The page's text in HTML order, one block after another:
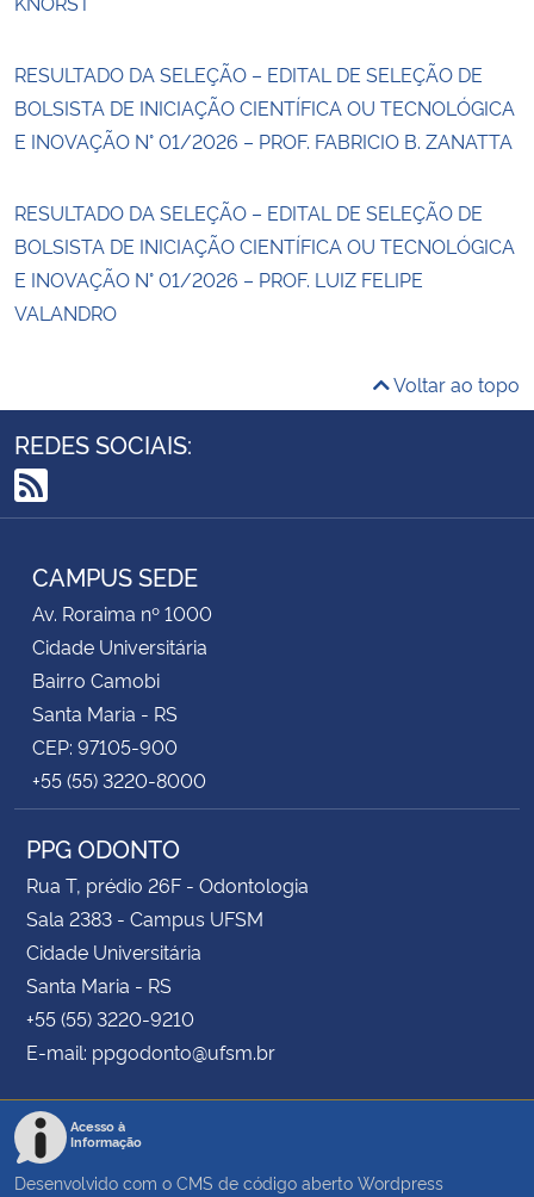
RESULTADO DA SELEÇÃO – EDITAL DE SELEÇÃO DE
BOLSISTA DE INICIAÇÃO CIENTÍFICA OU TECNOLÓGICA
E INOVAÇÃO N° 01/2026 – PROF. FABRICIO B. ZANATTA
RESULTADO DA SELEÇÃO – EDITAL DE SELEÇÃO DE
BOLSISTA DE INICIAÇÃO CIENTÍFICA OU TECNOLÓGICA
E INOVAÇÃO N° 01/2026 – PROF. LUIZ FELIPE
VALANDRO
Voltar ao topo
REDES SOCIAIS:
RSS
CAMPUS SEDE
Av. Roraima nº 1000
Cidade Universitária
Bairro Camobi
Santa Maria - RS
CEP: 97105-900
+55 (55) 3220-8000
PPG ODONTO
Rua T, prédio 26F - Odontologia
Sala 2383 - Campus UFSM
Cidade Universitária
Santa Maria - RS
+55 (55) 3220-9210
E-mail: ppgodonto@ufsm.br
Acesso à
Informação
Desenvolvido com o CMS de código aberto Wordpress